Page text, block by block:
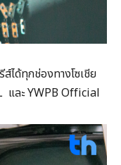
ได้ทุกช่องทางโซเชีย
และ YWPB Official